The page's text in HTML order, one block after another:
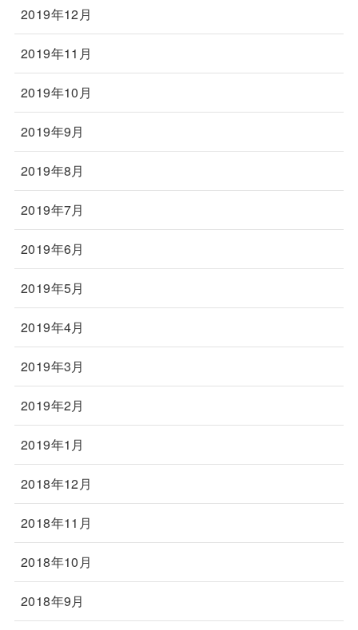
2019年12月
2019年11月
2019年10月
2019年9月
2019年8月
2019年7月
2019年6月
2019年5月
2019年4月
2019年3月
2019年2月
2019年1月
2018年12月
2018年11月
2018年10月
2018年9月